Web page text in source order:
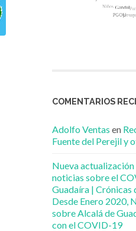
COMENTARIOS
Adolfo Ventas en
Fuente del Perejil y
Nueva
noticias sobre el
Guadaíra | Crónicas
Desde Enero 2020,
sobre Alcalá de
con el COVID-19